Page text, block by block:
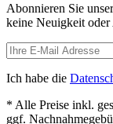
Abonnieren Sie
keine Neuigkeit
Ich habe die
* Alle Preise inkl.
ggf.